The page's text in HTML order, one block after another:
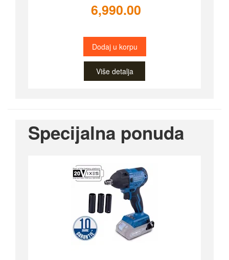
6,990.00
Dodaj u korpu
Više detalja
Specijalna ponuda